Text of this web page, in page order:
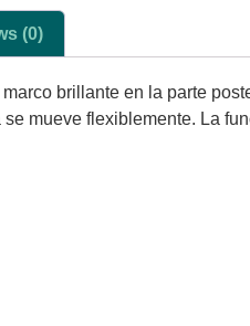
(0)
brillante en la parte
mueve flexiblemente. La